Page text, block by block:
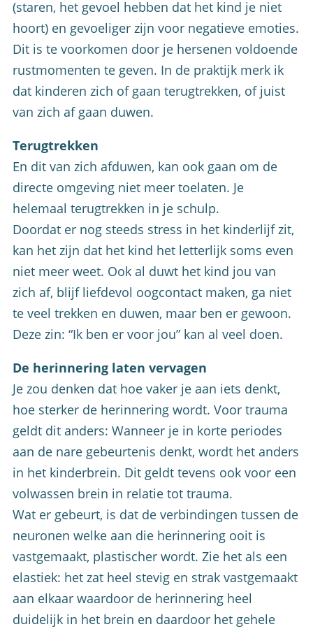
(staren, het gevoel hebben dat het kind je niet
hoort) en gevoeliger zijn voor negatieve emoties.
Dit is te voorkomen door je hersenen voldoende
rustmomenten te geven. In de praktijk merk ik
dat kinderen zich of gaan terugtrekken, of juist
van zich af gaan duwen.
Terugtrekken
En dit van zich afduwen, kan ook gaan om de
directe omgeving niet meer toelaten. Je
helemaal terugtrekken in je schulp.
Doordat er nog steeds stress in het kinderlijf zit,
kan het zijn dat het kind het letterlijk soms even
niet meer weet. Ook al duwt het kind jou van
zich af, blijf liefdevol oogcontact maken, ga niet
te veel trekken en duwen, maar ben er gewoon.
Deze zin: “Ik ben er voor jou” kan al veel doen.
De herinnering laten vervagen
Je zou denken dat hoe vaker je aan iets denkt,
hoe sterker de herinnering wordt. Voor trauma
geldt dit anders: Wanneer je in korte periodes
aan de nare gebeurtenis denkt, wordt het anders
in het kinderbrein. Dit geldt tevens ook voor een
volwassen brein in relatie tot trauma.
Wat er gebeurt, is dat de verbindingen tussen de
neuronen welke aan die herinnering ooit is
vastgemaakt, plastischer wordt. Zie het als een
elastiek: het zat heel stevig en strak vastgemaakt
aan elkaar waardoor de herinnering heel
duidelijk in het brein en daardoor het gehele